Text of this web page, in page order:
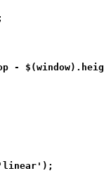
-
'linear');